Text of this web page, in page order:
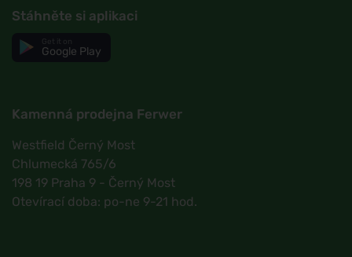
Stáhněte si aplikaci
Google Play
Kamenná prodejna Ferwer
Westfield Černý Most
Chlumecká 765/6
198 19 Praha 9 - Černý Most
Otevírací doba: po-ne 9-21 hod.